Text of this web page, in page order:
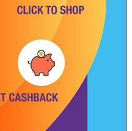
ร์เน็ตได้อย่างไร?
ฉัน?